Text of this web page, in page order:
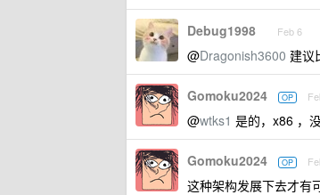
Debug1998 Feb 6
@Dragonish3600 建议
Gomoku2024 OP
@wtks1 是的，x86 ，
Gomoku2024 OP
这种架构发展下去才有